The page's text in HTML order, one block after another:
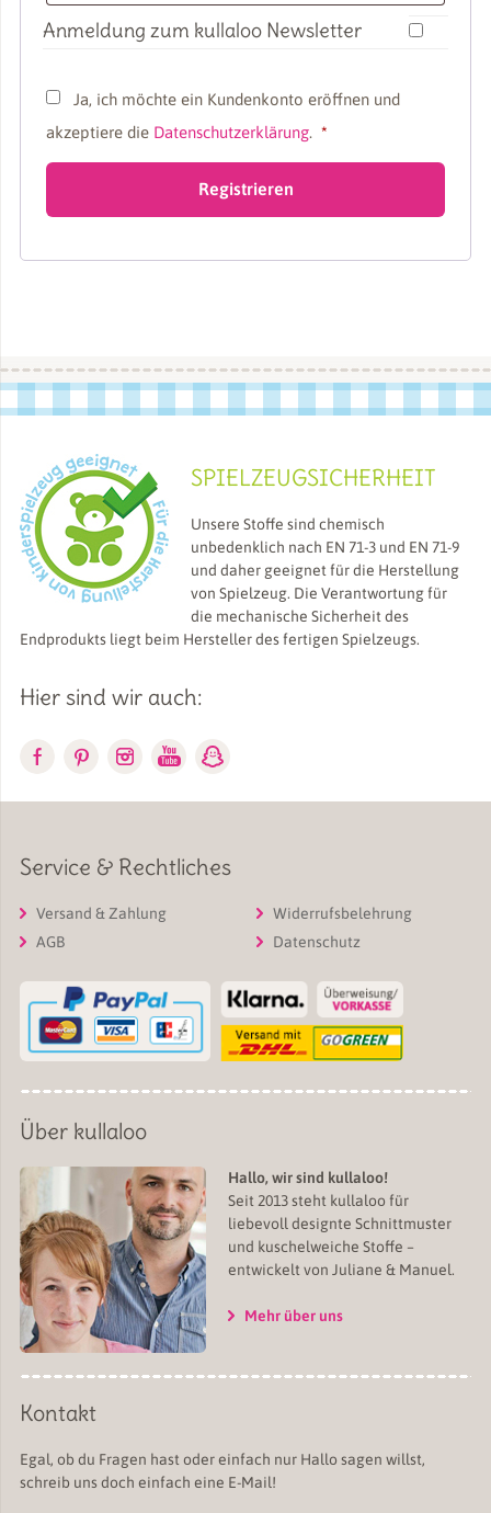
Anmeldung zum kullaloo Newsletter
Ja, ich möchte ein Kundenkonto eröffnen und
akzeptiere die Datenschutzerklärung. *Erforderlich
Registrieren
SPIELZEUGSICHERHEIT
Unsere Stoffe sind chemisch
unbedenklich nach EN 71-3 und EN 71-9
und daher geeignet für die Herstellung
von Spielzeug. Die Verantwortung für
die mechanische Sicherheit des
Endprodukts liegt beim Hersteller des fertigen Spielzeugs.
Hier sind wir auch:
Service & Rechtliches
Versand & Zahlung
AGB
Widerrufsbelehrung
Datenschutz
Über kullaloo
Hallo, wir sind kullaloo!
Seit 2013 steht kullaloo für
liebevoll designte Schnittmuster
und kuschelweiche Stoffe –
entwickelt von Juliane & Manuel.
Mehr über uns
Kontakt
Egal, ob du Fragen hast oder einfach nur Hallo sagen willst,
schreib uns doch einfach eine E-Mail!